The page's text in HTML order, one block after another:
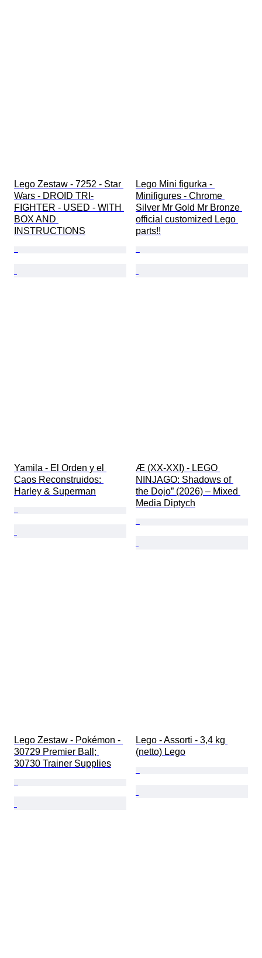
Lego Zestaw - 7252 - Star
Wars - DROID TRI-
FIGHTER - USED - WITH
BOX AND
INSTRUCTIONS
Lego Mini figurka -
Minifigures - Chrome
Silver Mr Gold Mr Bronze
official customized Lego
parts!!
Yamila - El Orden y el
Caos Reconstruidos:
Harley & Superman
Æ (XX-XXI) - LEGO
NINJAGO: Shadows of
the Dojo” (2026) – Mixed
Media Diptych
Lego Zestaw - Pokémon -
30729 Premier Ball;
30730 Trainer Supplies
Lego - Assorti - 3,4 kg
(netto) Lego